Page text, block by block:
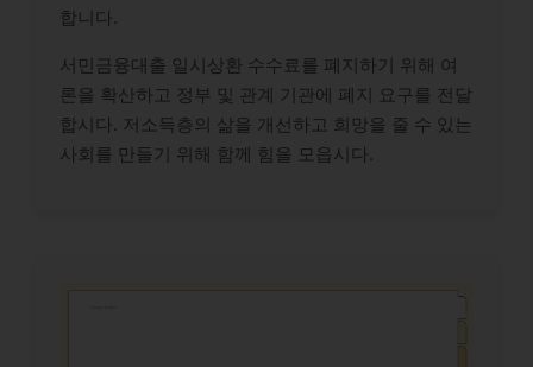
합니다.
서민금융대출 일시상환 수수료를 폐지하기 위해 여
론을 확산하고 정부 및 관계 기관에 폐지 요구를 전달
합시다. 저소득층의 삶을 개선하고 희망을 줄 수 있는
사회를 만들기 위해 함께 힘을 모읍시다.